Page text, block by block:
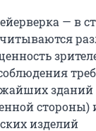
— в
стороны)
изделий